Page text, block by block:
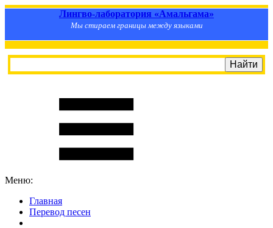
Лингво-лаборатория «Амальгама»
Мы стираем границы между языками
Меню:
Главная
Перевод песен